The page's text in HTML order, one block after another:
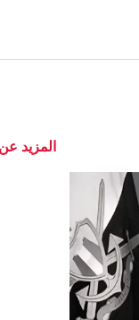
المزيد